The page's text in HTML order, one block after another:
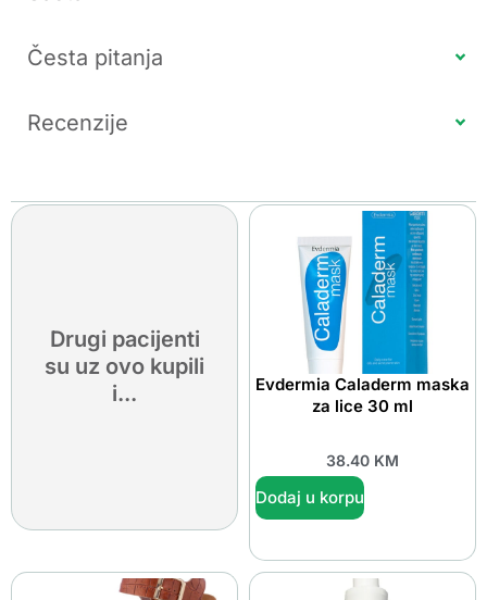
Česta pitanja
Recenzije
Drugi pacijenti
su uz ovo kupili
i...
Evdermia Caladerm maska
za lice 30 ml
38.40 KM
Dodaj u korpu